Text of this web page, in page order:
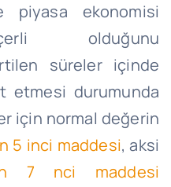
piyasa ekonomisi
olduğunu
süreler içinde
etmesi durumunda
için normal değerin
5 inci maddesi, aksi
7 nci maddesi